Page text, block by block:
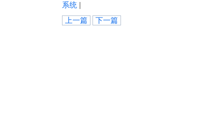
系统 |
上一篇
下一篇